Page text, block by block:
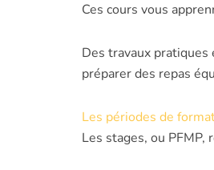
Ces cours vous
Des travaux pratiques
préparer des repas
Les périodes de
Les stages, ou